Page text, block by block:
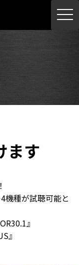
す
種が試聴可能と
』
』